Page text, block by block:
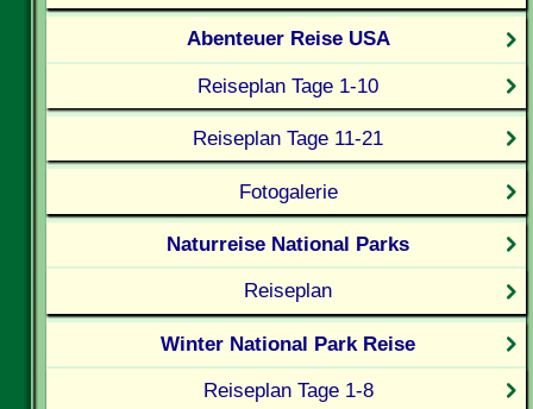
Abenteuer Reise USA
Reiseplan Tage 1-10
Reiseplan Tage 11-21
Fotogalerie
Naturreise National Parks
Reiseplan
Winter National Park Reise
Reiseplan Tage 1-8